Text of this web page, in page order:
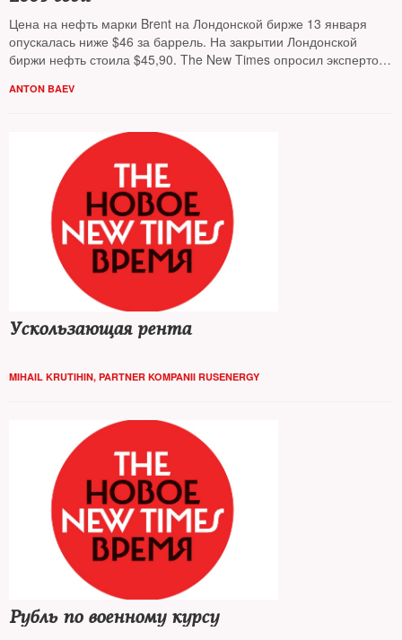
Цена на нефть марки Brent на Лондонской бирже 13 января
опускалась ниже $46 за баррель. На закрытии Лондонской
биржи нефть стоила $45,90. The New Times опросил экспертов,
рядовых граждан.
ANTON BAEV
Ускользающая рента
MIHAIL KRUTIHIN, PARTNER KOMPANII RUSENERGY
Рубль по военному курсу